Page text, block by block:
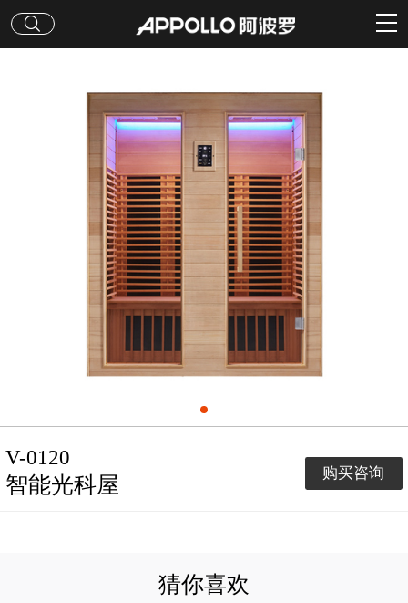
V-0120
智能光科屋 购买咨询
猜你喜欢